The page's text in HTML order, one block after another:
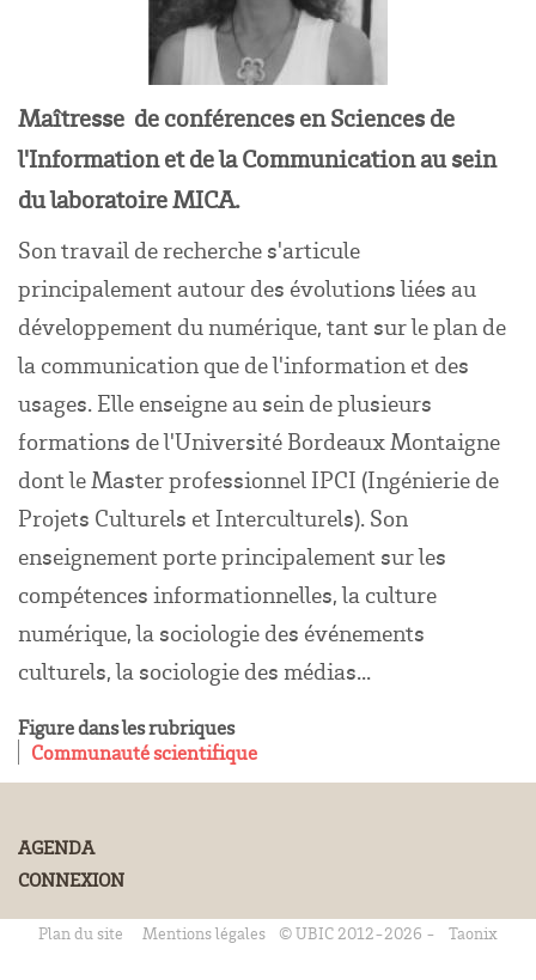
Maîtresse de conférences en Sciences de
l'Information et de la Communication au sein
du laboratoire MICA.
Son travail de recherche s'articule
principalement autour des évolutions liées au
développement du numérique, tant sur le plan de
la communication que de l'information et des
usages. Elle enseigne au sein de plusieurs
formations de l'Université Bordeaux Montaigne
dont le Master professionnel IPCI (Ingénierie de
Projets Culturels et Interculturels). Son
enseignement porte principalement sur les
compétences informationnelles, la culture
numérique, la sociologie des événements
culturels, la sociologie des médias...
Figure dans les rubriques
Communauté scientifique
AGENDA
CONNEXION
Plan du site Mentions légales © UBIC 2012-2026 - Taonix